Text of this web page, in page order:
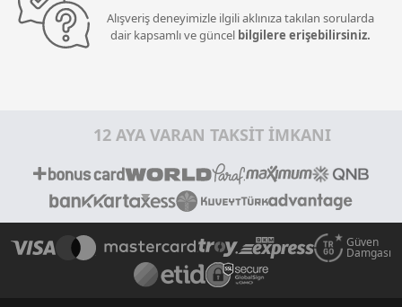
Alışveriş deneyimizle ilgili aklınıza takılan sorularda
dair kapsamlı ve güncel bilgilere erişebilirsiniz.
12 AYA VARAN TAKSİT İMKANI
Güven
Damgası